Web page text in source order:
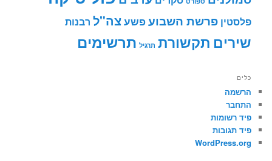
פלסטין פרשת השבועפשעצה"ל רבנות
שירים תקשורת תרגיל תרשימים
כלים
הרשמה
התחבר
פיד רשומות
פיד תגובות
WordPress.org